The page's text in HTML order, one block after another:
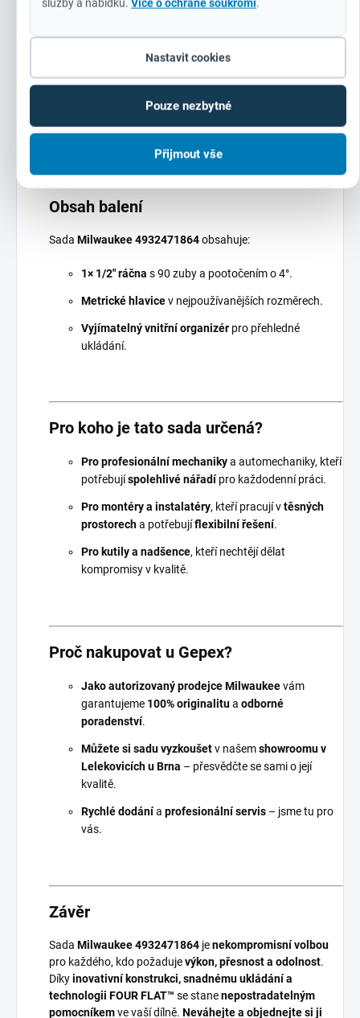
služby a nabídku. Více o ochraně soukromí.
Nastavit cookies
Pouze nezbytné
Přijmout vše
Boční části nástrčného klíčezabraňují jeho
na rovných plochách.
Vylepšená stabilita při práci – žádné zbytečné
přerušování a hledání upuštěného nářadí.
Obsah balení
Sada Milwaukee 4932471864obsahuje:
1× 1/2" ráčna s 90 zuby a pootočením o 4°.
Metrické hlavicev nejpoužívanějších rozměrech.
Vyjímatelný vnitřní organizér pro přehledné
ukládání.
Pro koho je tato sada určená?
Pro profesionální mechanikya automechaniky, kteří
potřebujíspolehlivé nářadípro každodenní práci.
Pro montéry a instalatéry, kteří pracují vtěsných
prostorecha potřebujíflexibilní řešení.
Pro kutily a nadšence, kteří nechtějí dělat
kompromisy v kvalitě.
Proč nakupovat u Gepex?
Jako autorizovaný prodejce Milwaukeevám
garantujeme 100% originalitua odborné
poradenství.
Můžete si sadu vyzkoušetv našemshowroomu v
Lelekovicích u Brna – přesvědčte se sami o její
kvalitě.
Rychlé dodánía profesionální servis – jsme tu pro
vás.
Závěr
Sada Milwaukee 4932471864 jenekompromisní volbou
pro každého, kdo požadujevýkon, přesnost a odolnost.
Díkyinovativní konstrukci, snadnému ukládání a
technologii FOUR FLAT™ se stanenepostradatelným
pomocníkemve vaší dílně. Neváhejte a objednejte si ji